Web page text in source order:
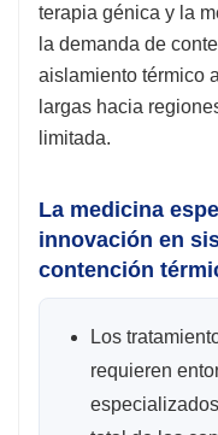
terapia génica y la
la demanda de
aislamiento térmico
largas hacia
limitada.
La medicina
innovación en
contención
Los
requieren